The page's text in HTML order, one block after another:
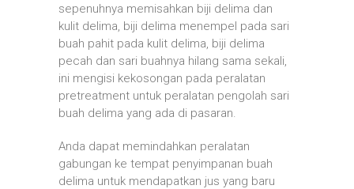
sepenuhnya memisahkan biji delima dan
kulit delima, biji delima menempel pada sari
buah pahit pada kulit delima, biji delima
pecah dan sari buahnya hilang sama sekali,
ini mengisi kekosongan pada peralatan
pretreatment untuk peralatan pengolah sari
buah delima yang ada di pasaran.
Anda dapat memindahkan peralatan
gabungan ke tempat penyimpanan buah
delima untuk mendapatkan jus yang baru